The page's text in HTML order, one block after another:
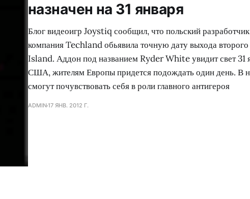
назначен на 31 января
Блог видеоигр Joystiq сообщил, что польский
компания Techland обьявила точную дату выхода
Island. Аддон под названием Ryder White увидит свет 31
США, жителям Европы придется подождать один день. В
смогут почувствовать себя в роли главного антигероя
ADMIN17 ЯНВ. 2012 Г.